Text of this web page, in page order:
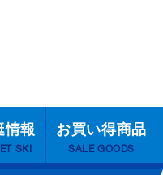
情報
SKI
お買い得商品
SALE GOODS